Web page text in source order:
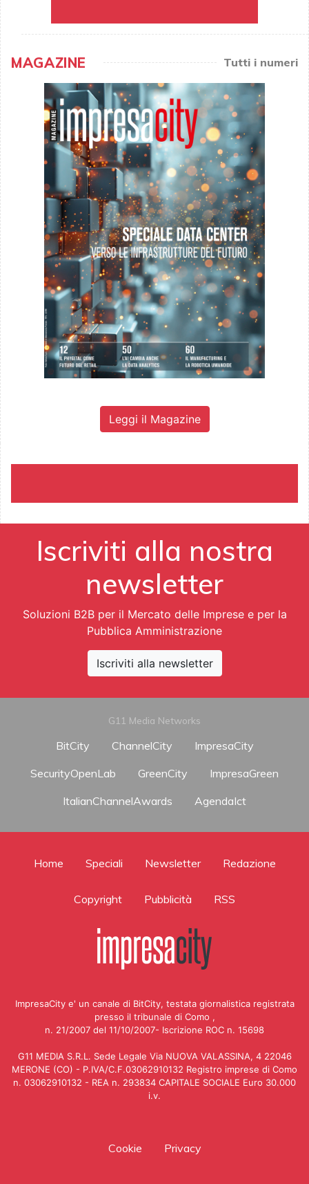
MAGAZINE Tutti i numeri
Leggi il Magazine
Iscriviti alla nostra
newsletter
Soluzioni B2B per il Mercato delle Imprese e per la
Pubblica Amministrazione
Iscriviti alla newsletter
G11 Media Networks
BitCity ChannelCity
ImpresaCity
SecurityOpenLab
GreenCity
ImpresaGreen
ItalianChannelAwards
AgendaIct
Home Speciali Newsletter Redazione
Copyright Pubblicità RSS
ImpresaCity e' un canale di BitCity, testata giornalistica registrata
presso il tribunale di Como ,
n. 21/2007 del 11/10/2007- Iscrizione ROC n. 15698
G11 MEDIA S.R.L. Sede Legale Via NUOVA VALASSINA, 4 22046
MERONE (CO) - P.IVA/C.F.03062910132 Registro imprese di Como
n. 03062910132 - REA n. 293834 CAPITALE SOCIALE Euro 30.000
i.v.
Cookie Privacy